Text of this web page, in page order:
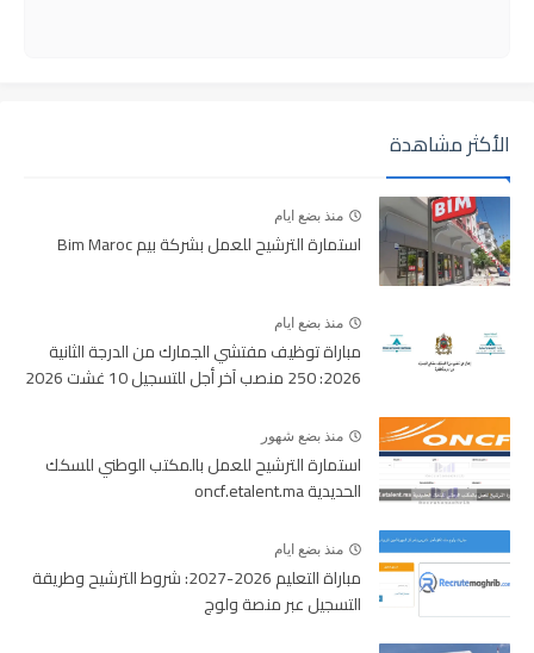
الأكثر مشاهدة
منذ بضع ايام
استمارة الترشيح للعمل بشركة بيم Bim Maroc
منذ بضع ايام
مباراة توظيف مفتشي الجمارك من الدرجة الثانية
2026: 250 منصب آخر أجل للتسجيل 10 غشت 2026
منذ بضع شهور
استمارة الترشيح للعمل بالمكتب الوطني للسكك
الحديدية oncf.etalent.ma
منذ بضع ايام
مباراة التعليم 2026-2027: شروط الترشيح وطريقة
التسجيل عبر منصة ولوج